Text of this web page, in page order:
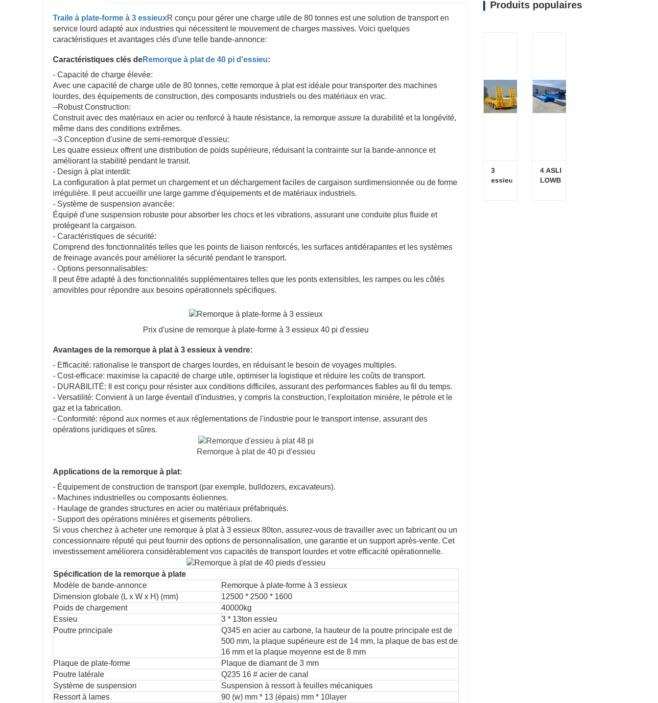
Traile à plate-forme à 3 essieuxR conçu pour gérer une charge utile de 80 tonnes est une solution de transport en
service lourd adapté aux industries qui nécessitent le mouvement de charges massives. Voici quelques
caractéristiques et avantages clés d'une telle bande-annonce:
Caractéristiques clés deRemorque à plat de 40 pi d'essieu:
- Capacité de charge élevée:
Avec une capacité de charge utile de 80 tonnes, cette remorque à plat est idéale pour transporter des machines
lourdes, des équipements de construction, des composants industriels ou des matériaux en vrac.
--Robust Construction:
Construit avec des matériaux en acier ou renforcé à haute résistance, la remorque assure la durabilité et la longévité,
même dans des conditions extrêmes.
--3 Conception d'usine de semi-remorque d'essieu:
Les quatre essieux offrent une distribution de poids supérieure, réduisant la contrainte sur la bande-annonce et
améliorant la stabilité pendant le transit.
- Design à plat interdit:
La configuration à plat permet un chargement et un déchargement faciles de cargaison surdimensionnée ou de forme
irrégulière. Il peut accueillir une large gamme d'équipements et de matériaux industriels.
- Système de suspension avancée:
Équipé d'une suspension robuste pour absorber les chocs et les vibrations, assurant une conduite plus fluide et
protégeant la cargaison.
- Caractéristiques de sécurité:
Comprend des fonctionnalités telles que les points de liaison renforcés, les surfaces antidérapantes et les systèmes
de freinage avancés pour améliorer la sécurité pendant le transport.
- Options personnalisables:
Il peut être adapté à des fonctionnalités supplémentaires telles que les ponts extensibles, les rampes ou les côtés
amovibles pour répondre aux besoins opérationnels spécifiques.
Prix ​​d'usine de remorque à plate-forme à 3 essieux 40 pi d'essieu
Avantages de la remorque à plat à 3 essieux à vendre:
- Efficacité: rationalise le transport de charges lourdes, en réduisant le besoin de voyages multiples.
- Cost-efficace: maximise la capacité de charge utile, optimiser la logistique et réduire les coûts de transport.
- DURABILITÉ: Il est conçu pour résister aux conditions difficiles, assurant des performances fiables au fil du temps.
- Versatilité: Convient à un large éventail d'industries, y compris la construction, l'exploitation minière, le pétrole et le
gaz et la fabrication.
- Conformité: répond aux normes et aux réglementations de l'industrie pour le transport intense, assurant des
opérations juridiques et sûres.
Remorque à plat de 40 pi d'essieu
Applications de la remorque à plat:
- Équipement de construction de transport (par exemple, bulldozers, excavateurs).
- Machines industrielles ou composants éoliennes.
- Haulage de grandes structures en acier ou matériaux préfabriqués.
- Support des opérations minières et gisements pétroliers.
Si vous cherchez à acheter une remorque à plat à 3 essieux 80ton, assurez-vous de travailler avec un fabricant ou un
concessionnaire réputé qui peut fournir des options de personnalisation, une garantie et un support après-vente. Cet
investissement améliorera considérablement vos capacités de transport lourdes et votre efficacité opérationnelle.
Spécification de la remorque à plate
Modèle de bande-annonce
Remorque à plate-forme à 3 essieux
Dimension globale (L x W x H) (mm)
12500 * 2500 * 1600
Poids de chargement
40000kg
Essieu
3 * 13ton essieu
Poutre principale
Q345 en acier au carbone, la hauteur de la poutre principale est de
500 mm, la plaque supérieure est de 14 mm, la plaque de bas est de
16 mm et la plaque moyenne est de 8 mm
Plaque de plate-forme
Plaque de diamant de 3 mm
Poutre latérale
Q235 16 # acier de canal
Système de suspension
Suspension à ressort à feuilles mécaniques
Ressort à lames
90 (w) mm * 13 (épais) mm * 10layer
Produits populaires
3
essieux
4 ASLE
LOWBOY